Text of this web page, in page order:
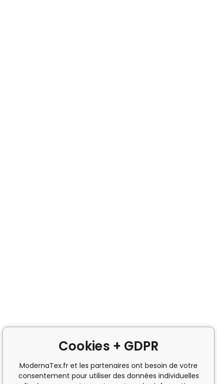
Cookies + GDPR
ModernaTex.fr et les partenaires ont besoin de votre
consentement pour utiliser des données individuelles